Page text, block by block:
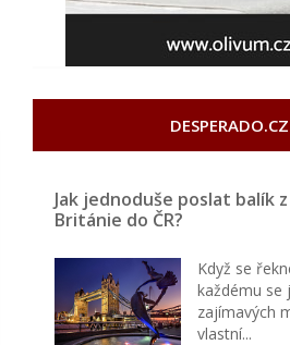
DESPERADO.CZ
Jak jednoduše poslat balík
Británie do ČR?
Když se
každému se
zajímavých
vlastní...